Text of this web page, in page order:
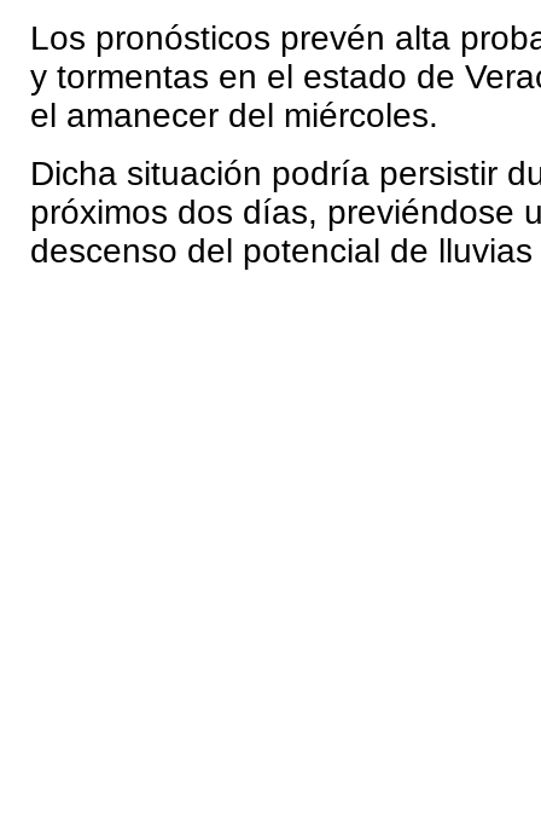
Los pronósticos prevén alta
y tormentas en el estado de
el amanecer del miércoles.
Dicha situación podría persistir
próximos dos días, previéndose
descenso del potencial de